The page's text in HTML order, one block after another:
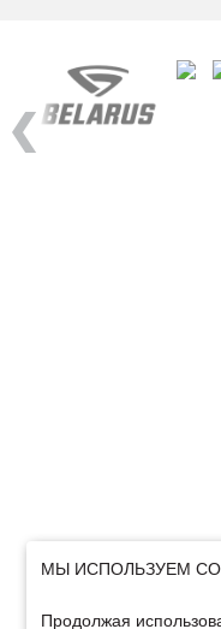
Previous
МЫ ИСПОЛЬЗУЕМ
Продолжая